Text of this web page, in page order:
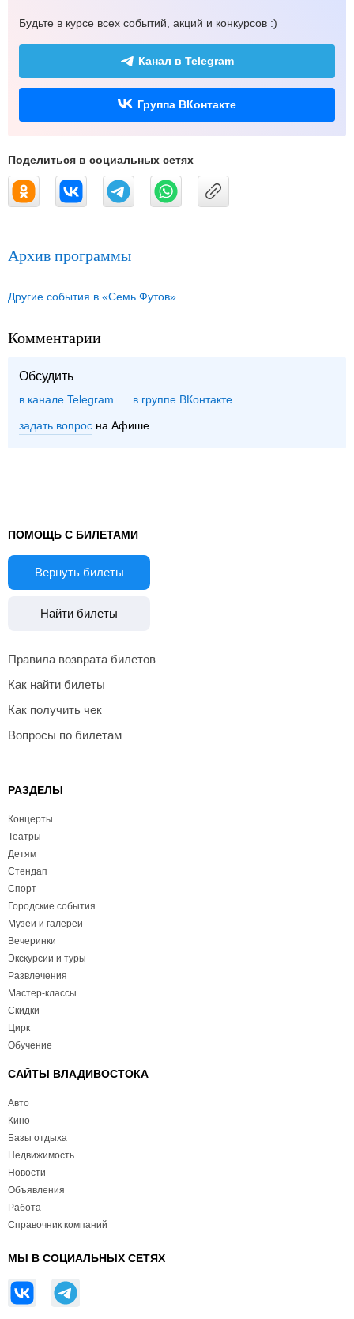
Будьте в курсе всех событий, акций и конкурсов :)
Канал в Telegram
Группа ВКонтакте
Поделиться в социальных сетях
Архив программы
Другие события в «Семь Футов»
Комментарии
Обсудить
в канале Telegram группе ВКонтакте
задать вопрос на Афише
ПОМОЩЬ С БИЛЕТАМИ
Вернуть билеты
Найти билеты
Правила возврата билетов
Как найти билеты
Как получить чек
Вопросы по билетам
РАЗДЕЛЫ
Концерты
Театры
Детям
Стендап
Спорт
Городские события
Музеи и галереи
Вечеринки
Экскурсии и туры
Развлечения
Мастер-классы
Скидки
Цирк
Обучение
САЙТЫ ВЛАДИВОСТОКА
Авто
Кино
Базы отдыха
Недвижимость
Новости
Объявления
Работа
Справочник компаний
МЫ В СОЦИАЛЬНЫХ СЕТЯХ